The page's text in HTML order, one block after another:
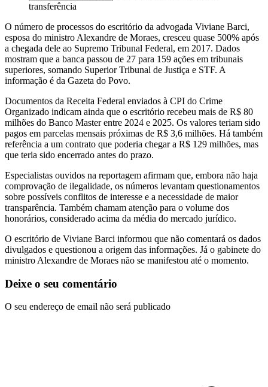
transferência
O número de processos do escritório da advogada Viviane Barci,
esposa do ministro Alexandre de Moraes, cresceu quase 500% após
a chegada dele ao Supremo Tribunal Federal, em 2017. Dados
mostram que a banca passou de 27 para 159 ações em tribunais
superiores, somando Superior Tribunal de Justiça e STF. A
informação é da Gazeta do Povo.
Documentos da Receita Federal enviados à CPI do Crime
Organizado indicam ainda que o escritório recebeu mais de R$ 80
milhões do Banco Master entre 2024 e 2025. Os valores teriam sido
pagos em parcelas mensais próximas de R$ 3,6 milhões. Há também
referência a um contrato que poderia chegar a R$ 129 milhões, mas
que teria sido encerrado antes do prazo.
Especialistas ouvidos na reportagem afirmam que, embora não haja
comprovação de ilegalidade, os números levantam questionamentos
sobre possíveis conflitos de interesse e a necessidade de maior
transparência. Também chamam atenção para o volume dos
honorários, considerado acima da média do mercado jurídico.
O escritório de Viviane Barci informou que não comentará os dados
divulgados e questionou a origem das informações. Já o gabinete do
ministro Alexandre de Moraes não se manifestou até o momento.
Deixe o seu comentário
O seu endereço de email não será publicado